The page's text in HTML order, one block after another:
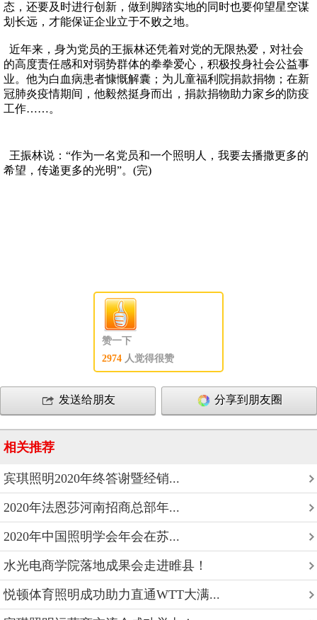
态，还要及时进行创新，做到脚踏实地的同时也要仰望星空谋
划长远，才能保证企业立于不败之地。
近年来，身为党员的王振林还凭着对党的无限热爱，对社会
的高度责任感和对弱势群体的拳拳爱心，积极投身社会公益事
业。他为白血病患者慷慨解囊；为儿童福利院捐款捐物；在新
冠肺炎疫情期间，他毅然挺身而出，捐款捐物助力家乡的防疫
工作……。
王振林说：“作为一名党员和一个照明人，我要去播撒更多的
希望，传递更多的光明”。(完)
赞一下
2974 人觉得很赞
发送给朋友 分享到朋友圈
相关推荐
宾琪照明2020年终答谢暨经销...
2020年法恩莎河南招商总部年...
2020年中国照明学会年会在苏...
水光电商学院落地成果会走进睢县！
悦顿体育照明成功助力直通WTT大满...